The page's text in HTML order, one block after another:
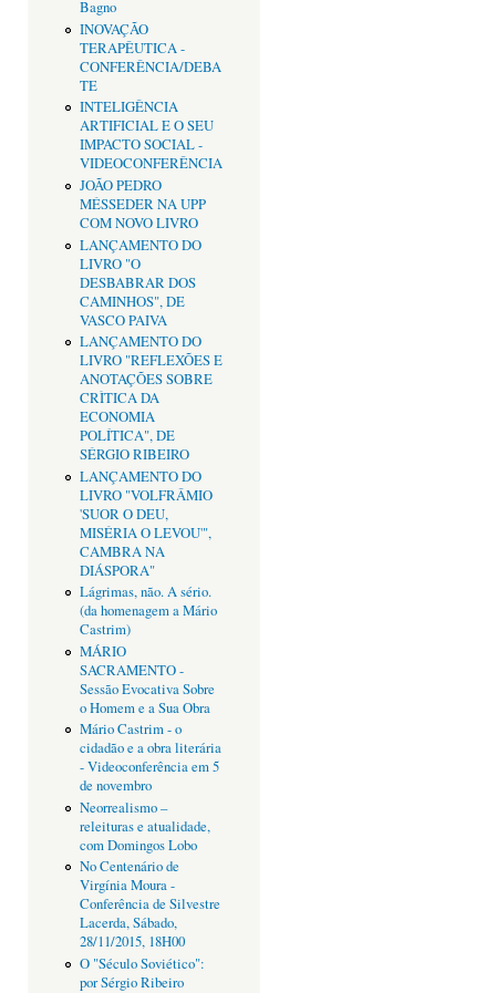
Bagno
INOVAÇÃO
TERAPÊUTICA -
CONFERÊNCIA/DEBA
TE
INTELIGÊNCIA
ARTIFICIAL E O SEU
IMPACTO SOCIAL -
VIDEOCONFERÊNCIA
JOÃO PEDRO
MÉSSEDER NA UPP
COM NOVO LIVRO
LANÇAMENTO DO
LIVRO "O
DESBABRAR DOS
CAMINHOS", DE
VASCO PAIVA
LANÇAMENTO DO
LIVRO "REFLEXÕES E
ANOTAÇÕES SOBRE
CRÌTICA DA
ECONOMIA
POLÍTICA", DE
SÉRGIO RIBEIRO
LANÇAMENTO DO
LIVRO "VOLFRÂMIO
'SUOR O DEU,
MISÉRIA O LEVOU'",
CAMBRA NA
DIÁSPORA"
Lágrimas, não. A sério.
(da homenagem a Mário
Castrim)
MÁRIO
SACRAMENTO -
Sessão Evocativa Sobre
o Homem e a Sua Obra
Mário Castrim - o
cidadão e a obra literária
- Videoconferência em 5
de novembro
Neorrealismo –
releituras e atualidade,
com Domingos Lobo
No Centenário de
Virgínia Moura -
Conferência de Silvestre
Lacerda, Sábado,
28/11/2015, 18H00
O "Século Soviético":
por Sérgio Ribeiro